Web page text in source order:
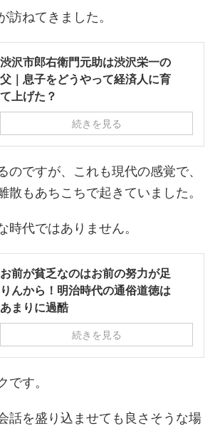
訪ねてきました。
渋沢市郎右衛門元助は渋沢栄一の
父｜息子をどうやって経済人に育
て上げた？
続きを見る
のですが、これも現代の感覚で、
散もあちこちで起きていました。
時代ではありません。
お前が貧乏なのはお前の努力が足
りんから！明治時代の通俗道徳は
あまりに過酷
続きを見る
です。
話を盛り込ませても良さそうな場